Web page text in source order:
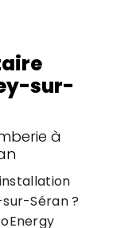
sur-
à
Séran ?